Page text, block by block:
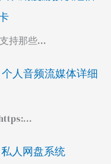
持那些…
人音频流媒体详细
人网盘系统